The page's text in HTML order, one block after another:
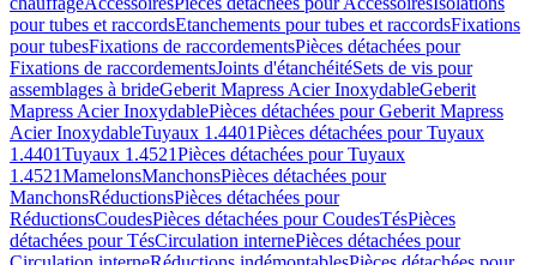
pour tubes et raccordsEtanchements pour tubes et raccordsFixations
pour tubesFixations de raccordementsPièces détachées pour
Fixations de raccordementsJoints d'étanchéitéSets de vis pour
assemblages à brideGeberit Mapress Acier InoxydableGeberit
Mapress Acier InoxydablePièces détachées pour Geberit Mapress
Acier InoxydableTuyaux 1.4401Pièces détachées pour Tuyaux
1.4401Tuyaux 1.4521Pièces détachées pour Tuyaux
1.4521MamelonsManchonsPièces détachées pour
ManchonsRéductionsPièces détachées pour
RéductionsCoudesPièces détachées pour CoudesTésPièces
détachées pour TésCirculation internePièces détachées pour